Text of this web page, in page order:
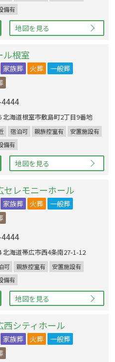
備有
地図を見る
ル根室
家族葬 火葬
一般葬
北海道根室市敷島町2丁目9番地
宿泊可 親族控室有
安置施設有
備有
地図を見る
セレモニーホール
家族葬 火葬
一般葬
北海道帯広市西4条南27-1-12
可 親族控室有
安置施設有
備有
地図を見る
西シティホール
家族葬 火葬
一般葬